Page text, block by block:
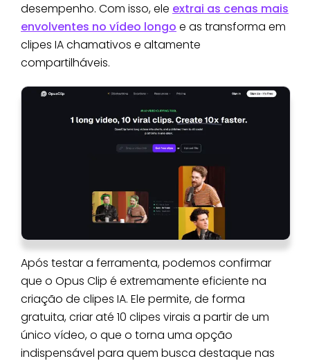
desempenho. Com isso, ele extrai as cenas mais
envolventes no vídeo longo e as transforma em
clipes IA chamativos e altamente
compartilháveis.
Após testar a ferramenta, podemos confirmar
que o Opus Clip é extremamente eficiente na
criação de clipes IA. Ele permite, de forma
gratuita, criar até 10 clipes virais a partir de um
único vídeo, o que o torna uma opção
indispensável para quem busca destaque nas